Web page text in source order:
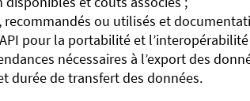
ou utilisés et
pour la portabilité et
nécessaires à l’export des
durée de transfert des données.